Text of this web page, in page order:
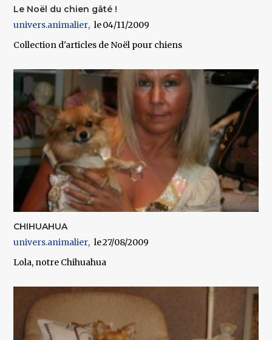
Le Noël du chien gâté !
univers.animalier
04/11/2009
Collection d'articles de Noël pour chiens
CHIHUAHUA
univers.animalier
27/08/2009
Lola, notre Chihuahua